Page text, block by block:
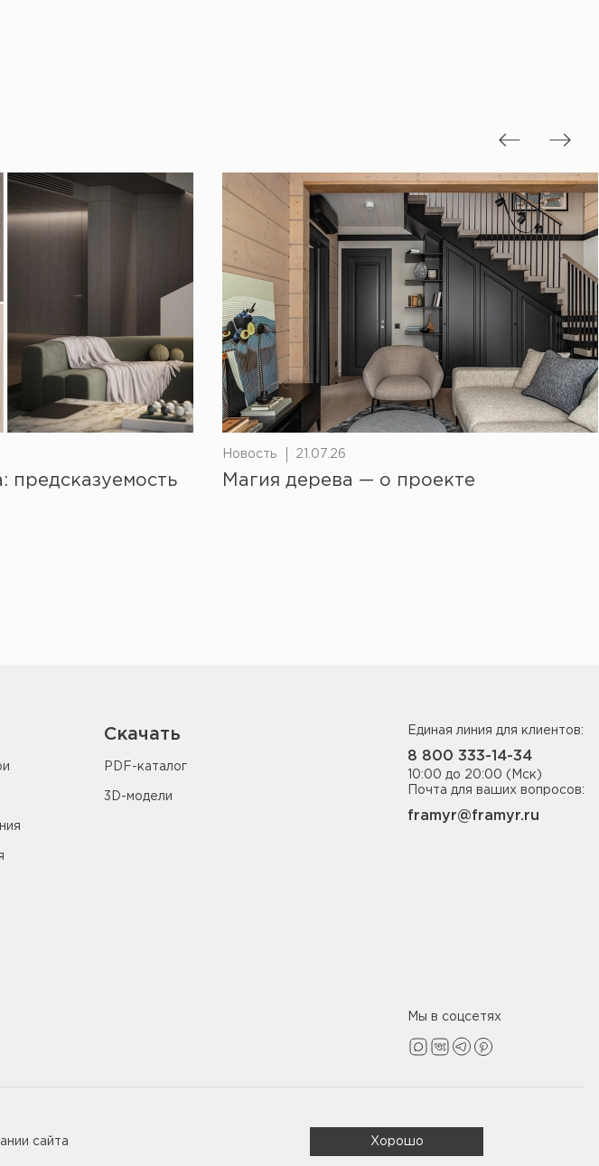
предсказуемость
Новость 21.07.26
Магия дерева — о проекте
Скачать
PDF-каталог
3D-модели
Единая линия для клиентов:
8 800 333-14-34
10:00 до 20:00 (Мск)
Почта для ваших вопросов:
framyr@framyr.ru
Мы в соцсетях
сайта Хорошо